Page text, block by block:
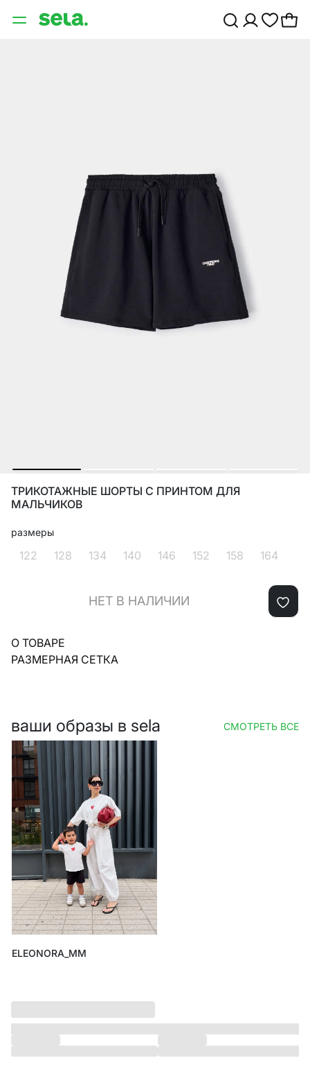
ТРИКОТАЖНЫЕ ШОРТЫ С ПРИНТОМ ДЛЯ
МАЛЬЧИКОВ
размеры
122 128 134 140 146 152 158 164
НЕТ В НАЛИЧИИ
О ТОВАРЕ
РАЗМЕРНАЯ СЕТКА
ваши образы в sela СМОТРЕТЬ ВСЕ
ELEONORA_MM